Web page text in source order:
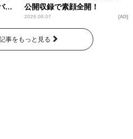
リ
公開収録で素顔全開！
2026.08.07 AD
事をもっと見る